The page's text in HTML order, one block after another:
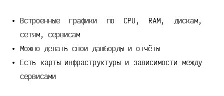
Встроенные графики по CPU, RAM, дискам,
сетям, сервисам
Можно делать свои дашборды и отчёты
Есть карты инфраструктуры и зависимости между
сервисами